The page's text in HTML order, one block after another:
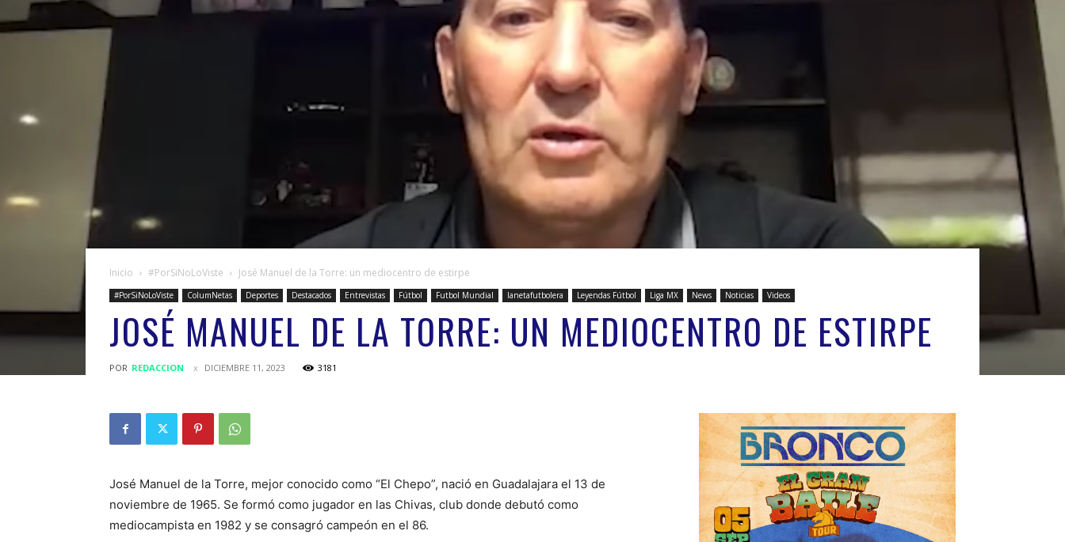
Inicio #PorSiNoLoViste José Manuel de la Torre: un mediocentro de estirpe
#PorSiNoLoViste ColumNetas Deportes Destacados Entrevistas Fútbol Futbol Mundial lanetafutbolera Leyendas Fútbol Liga MX News Noticias Videos
JOSÉ MANUEL DE LA TORRE: UN MEDIOCENTRO DE ESTIRPE
POR REDACCION DICIEMBRE 11, 2023 3181
José Manuel de la Torre, mejor conocido como “El Chepo”, nació en Guadalajara el 13 de
noviembre de 1965. Se formó como jugador en las Chivas, club donde debutó como
mediocampista en 1982 y se consagró campeón en el 86.